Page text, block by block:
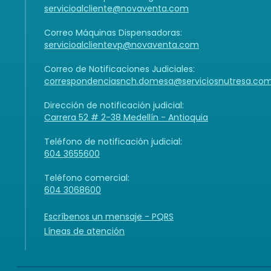
servicioalcliente@novaventa.com
Correo Máquinas Dispensadoras:
servicioalclientevp@novaventa.com
Correo de Notificaciones Judiciales:
Dirección de notificación judicial:
Carrera 52 # 2-38 Medellín - Antioquia
Teléfono de notificación judicial:
604 3655600
Teléfono comercial:
604 3068600
Escríbenos un mensaje - PQRS
Líneas de atención